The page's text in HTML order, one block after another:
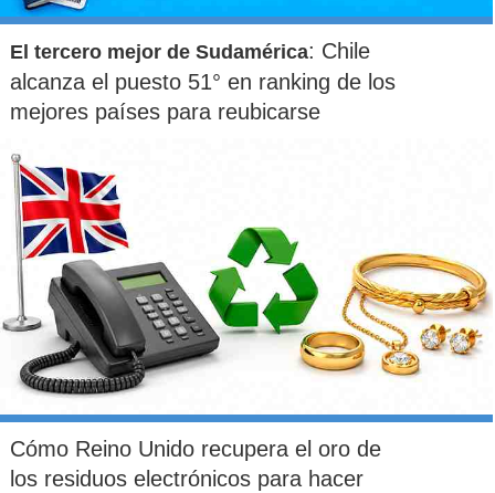
El tercero mejor de Sudamérica: Chile
alcanza el puesto 51° en ranking de los
mejores países para reubicarse
Cómo Reino Unido recupera el oro de
los residuos electrónicos para hacer